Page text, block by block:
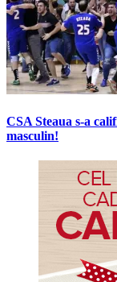
CSA Steaua s-a
masculin!